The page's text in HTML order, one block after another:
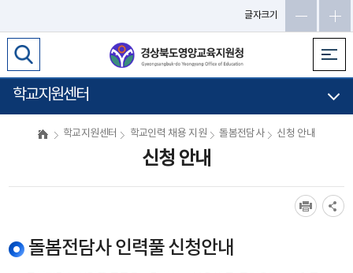
글자크기
인
학교지원센터
학교지원센터 학교인력 채용 지원 돌봄전담사 신청 안내
신청 안내
돌봄전담사 인력풀 신청안내